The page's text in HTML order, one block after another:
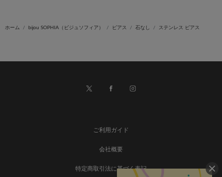
ホーム bijou SOPHIA（ビジュソフィア） ピアス 石なし ステンレス ピアス
ご利用ガイド
会社概要
特定商取引法に基づく表記